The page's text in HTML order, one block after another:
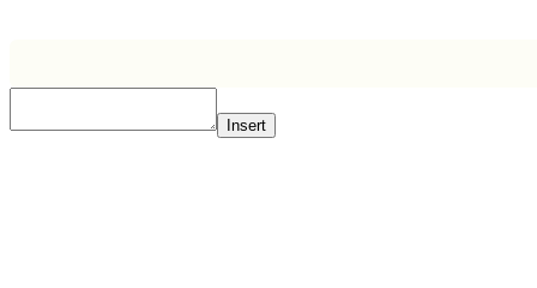
Insert